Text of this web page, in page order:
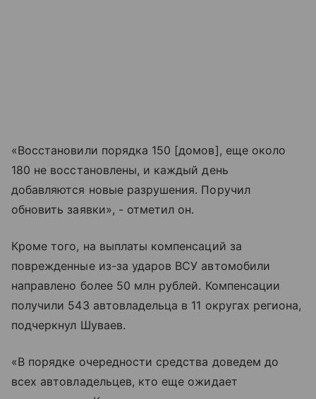
«Восстановили порядка 150 [домов], еще около
180 не восстановлены, и каждый день
добавляются новые разрушения. Поручил
обновить заявки», - отметил он.
Кроме того, на выплаты компенсаций за
поврежденные из-за ударов ВСУ автомобили
направлено более 50 млн рублей. Компенсации
получили 543 автовладельца в 11 округах региона,
подчеркнул Шуваев.
«В порядке очередности средства доведем до
всех автовладельцев, кто еще ожидает